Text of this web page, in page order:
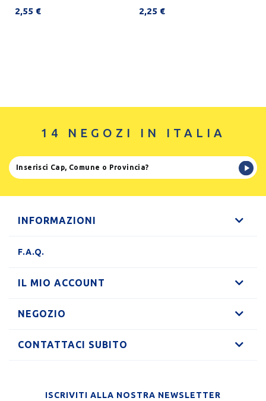
2,55 € 2,25 €
14 NEGOZI IN ITALIA
INFORMAZIONI
F.A.Q.
IL MIO ACCOUNT
NEGOZIO
CONTATTACI SUBITO
ISCRIVITI ALLA NOSTRA NEWSLETTER